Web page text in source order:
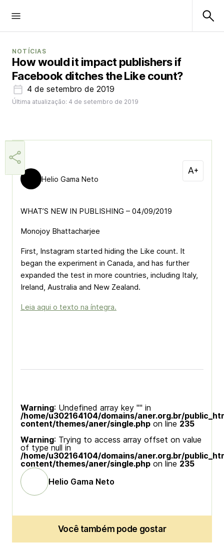
NOTÍCIAS
How would it impact publishers if
Facebook ditches the Like count?
4 de setembro de 2019
Última atualização: 4 de setembro de 2019
Helio Gama Neto
WHAT’S NEW IN PUBLISHING – 04/09/2019
Monojoy Bhattacharjee
First, Instagram started hiding the Like count. It
began the experiment in Canada, and has further
expanded the test in more countries, including Italy,
Ireland, Australia and New Zealand.
Leia aqui o texto na íntegra.
Warning: Undefined array key "" in
/home/u302164104/domains/aner.org.br/
content/themes/aner/single.php on line 235
Warning: Trying to access array offset on value
of type null in
/home/u302164104/domains/aner.org.br/
content/themes/aner/single.php on line 235
Helio Gama Neto
Você também pode gostar